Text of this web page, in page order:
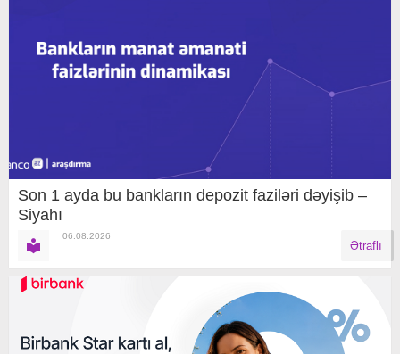
Son 1 ayda bu bankların depozit faziləri dəyişib –
Siyahı
06.08.2026
Ətraflı